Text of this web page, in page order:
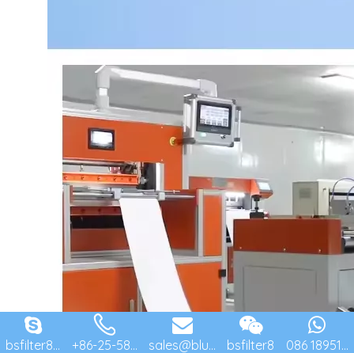
bsfilter8... +86-25-58... sales@blu... bsfilter8 086 18951...